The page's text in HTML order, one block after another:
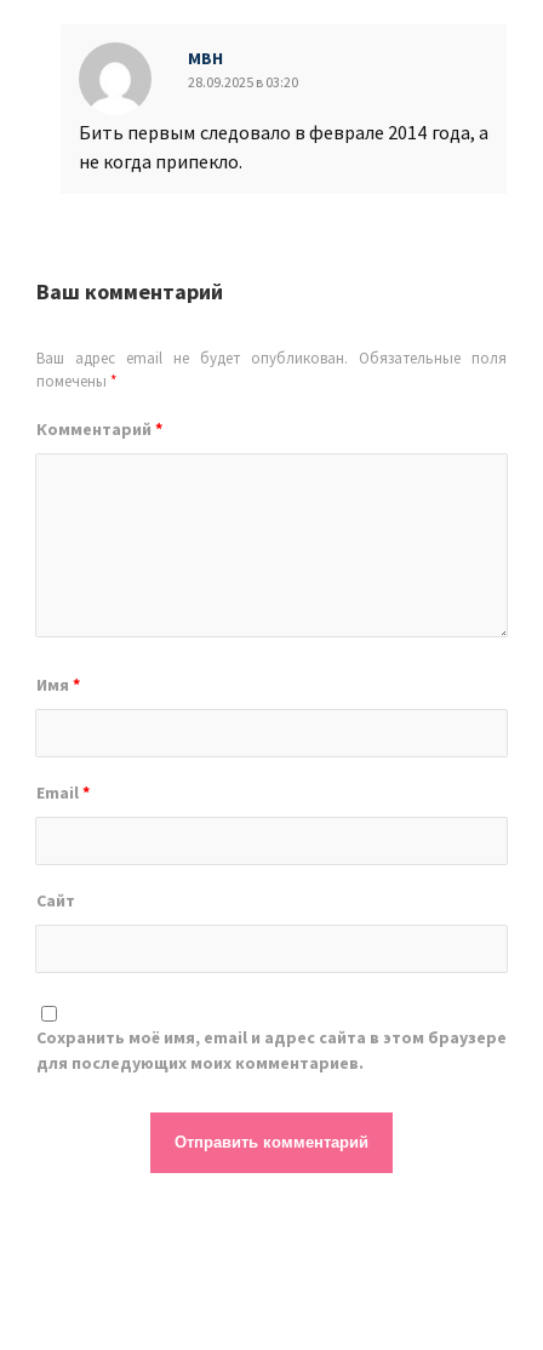
МВН
28.09.2025 в 03:20
Бить первым следовало в феврале 2014 года, а
не когда припекло.
Ваш комментарий
Ваш адрес email не будет опубликован.
Обязательные поля
помечены *
Комментарий *
Имя *
Email*
Сайт
Сохранить моё имя, email и адрес сайта в этом браузере
для последующих моих комментариев.